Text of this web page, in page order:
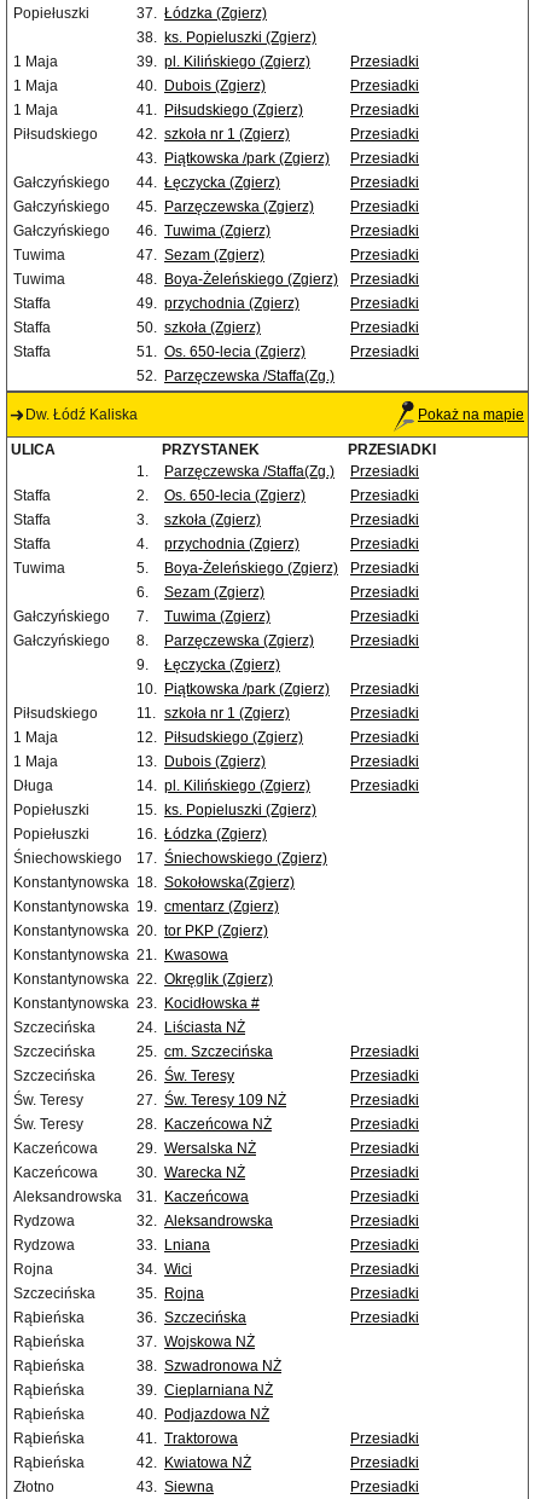
Popiełuszki
37. Łódzka (Zgierz)
38. ks. Popieluszki (Zgierz)
1 Maja
39. pl. Kilińskiego (Zgierz)
Przesiadki
1 Maja
40. Dubois (Zgierz)
Przesiadki
1 Maja
41. Piłsudskiego (Zgierz)
Przesiadki
Piłsudskiego
42. szkoła nr 1 (Zgierz)
Przesiadki
43. Piątkowska /park (Zgierz)
Przesiadki
Gałczyńskiego
44. Łęczycka (Zgierz)
Przesiadki
Gałczyńskiego
45. Parzęczewska (Zgierz)
Przesiadki
Gałczyńskiego
46. Tuwima (Zgierz)
Przesiadki
Tuwima
47. Sezam (Zgierz)
Przesiadki
Tuwima
48. Boya-Żeleńskiego (Zgierz)
Przesiadki
Staffa
49. przychodnia (Zgierz)
Przesiadki
Staffa
50. szkoła (Zgierz)
Przesiadki
Staffa
51. Os. 650-lecia (Zgierz)
Przesiadki
52. Parzęczewska /Staffa(Zg.)
Dw. Łódź Kaliska Pokaż na mapie
ULICA PRZYSTANEK
PRZESIADKI
1.
Parzęczewska /Staffa(Zg.)
Przesiadki
Staffa
2. Os. 650-lecia (Zgierz)
Przesiadki
Staffa
3. szkoła (Zgierz)
Przesiadki
Staffa
4. przychodnia (Zgierz)
Przesiadki
Tuwima
5. Boya-Żeleńskiego (Zgierz)
Przesiadki
6.
Sezam (Zgierz)
Przesiadki
Gałczyńskiego
7. Tuwima (Zgierz)
Przesiadki
Gałczyńskiego
8. Parzęczewska (Zgierz)
Przesiadki
9.
Łęczycka (Zgierz)
10. Piątkowska /park (Zgierz)
Przesiadki
Piłsudskiego
11. szkoła nr 1 (Zgierz)
Przesiadki
1 Maja
12. Piłsudskiego (Zgierz)
Przesiadki
1 Maja
13. Dubois (Zgierz)
Przesiadki
Długa
14. pl. Kilińskiego (Zgierz)
Przesiadki
Popiełuszki
15. ks. Popieluszki (Zgierz)
Popiełuszki
16. Łódzka (Zgierz)
Śniechowskiego
17. Śniechowskiego (Zgierz)
Konstantynowska 18. Sokołowska(Zgierz)
Konstantynowska 19. cmentarz (Zgierz)
Konstantynowska 20. tor PKP (Zgierz)
Konstantynowska 21. Kwasowa
Konstantynowska 22. Okręglik (Zgierz)
Konstantynowska 23. Kocidłowska #
Szczecińska
24. Liściasta NŻ
Szczecińska
25. cm. Szczecińska
Przesiadki
Szczecińska
26. Św. Teresy
Przesiadki
Św. Teresy
27. Św. Teresy 109 NŻ
Przesiadki
Św. Teresy
28. Kaczeńcowa NŻ
Przesiadki
Kaczeńcowa
29. Wersalska NŻ
Przesiadki
Kaczeńcowa
30. Warecka NŻ
Przesiadki
Aleksandrowska
31. Kaczeńcowa
Przesiadki
Rydzowa
32. Aleksandrowska
Przesiadki
Rydzowa
33. Lniana
Przesiadki
Rojna
34. Wici
Przesiadki
Szczecińska
35. Rojna
Przesiadki
Rąbieńska
36. Szczecińska
Przesiadki
Rąbieńska
37. Wojskowa NŻ
Rąbieńska
38. Szwadronowa NŻ
Rąbieńska
39. Cieplarniana NŻ
Rąbieńska
40. Podjazdowa NŻ
Rąbieńska
41. Traktorowa
Przesiadki
Rąbieńska
42. Kwiatowa NŻ
Przesiadki
Złotno
43. Siewna Przesiadki